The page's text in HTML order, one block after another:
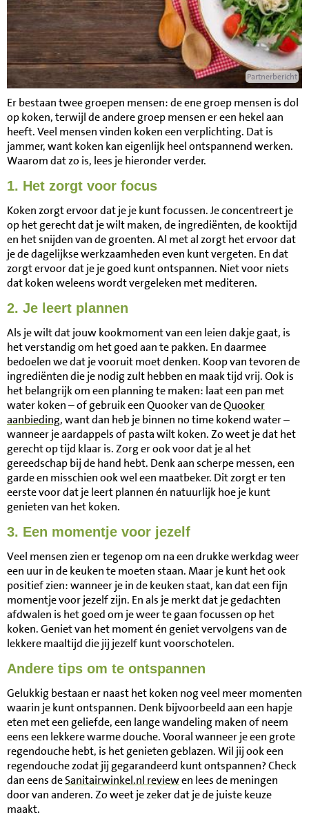
Partnerbericht
Er bestaan twee groepen mensen: de ene groep mensen is dol
op koken, terwijl de andere groep mensen er een hekel aan
heeft. Veel mensen vinden koken een verplichting. Dat is
jammer, want koken kan eigenlijk heel ontspannend werken.
Waarom dat zo is, lees je hieronder verder.
1. Het zorgt voor focus
Koken zorgt ervoor dat je je kunt focussen. Je concentreert je
op het gerecht dat je wilt maken, de ingrediënten, de kooktijd
en het snijden van de groenten. Al met al zorgt het ervoor dat
je de dagelijkse werkzaamheden even kunt vergeten. En dat
zorgt ervoor dat je je goed kunt ontspannen. Niet voor niets
dat koken weleens wordt vergeleken met mediteren.
2. Je leert plannen
Als je wilt dat jouw kookmoment van een leien dakje gaat, is
het verstandig om het goed aan te pakken. En daarmee
bedoelen we dat je vooruit moet denken. Koop van tevoren de
ingrediënten die je nodig zult hebben en maak tijd vrij. Ook is
het belangrijk om een planning te maken: laat een pan met
water koken – of gebruik een Quooker van deQuooker
aanbieding, want dan heb je binnen no time kokend water –
wanneer je aardappels of pasta wilt koken. Zo weet je dat het
gerecht op tijd klaar is. Zorg er ook voor dat je al het
gereedschap bij de hand hebt. Denk aan scherpe messen, een
garde en misschien ook wel een maatbeker. Dit zorgt er ten
eerste voor dat je leert plannen én natuurlijk hoe je kunt
genieten van het koken.
3. Een momentje voor jezelf
Veel mensen zien er tegenop om na een drukke werkdag weer
een uur in de keuken te moeten staan. Maar je kunt het ook
positief zien: wanneer je in de keuken staat, kan dat een fijn
momentje voor jezelf zijn. En als je merkt dat je gedachten
afdwalen is het goed om je weer te gaan focussen op het
koken. Geniet van het moment én geniet vervolgens van de
lekkere maaltijd die jij jezelf kunt voorschotelen.
Andere tips om te ontspannen
Gelukkig bestaan er naast het koken nog veel meer momenten
waarin je kunt ontspannen. Denk bijvoorbeeld aan een hapje
eten met een geliefde, een lange wandeling maken of neem
eens een lekkere warme douche. Vooral wanneer je een grote
regendouche hebt, is het genieten geblazen. Wil jij ook een
regendouche zodat jij gegarandeerd kunt ontspannen? Check
dan eens deSanitairwinkel.nl reviewen lees de meningen
door van anderen. Zo weet je zeker dat je de juiste keuze
maakt.